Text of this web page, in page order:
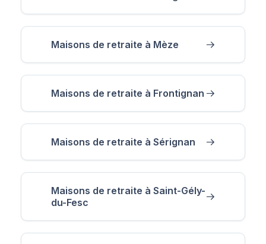
Maisons de retraite à Mèze
Maisons de retraite à Frontignan
Maisons de retraite à Sérignan
Maisons de retraite à Saint-Gély-
du-Fesc